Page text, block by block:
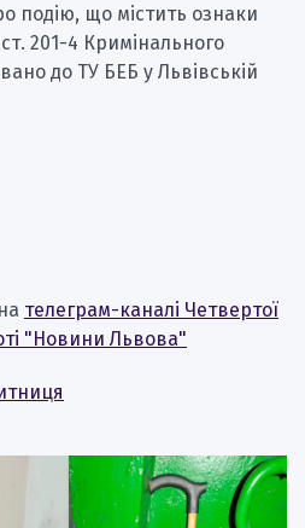
подію, що містить ознаки
201-4 Кримінального
до ТУ БЕБ у Львівській
телеграм-каналі Четвертої
"Новини Львова"